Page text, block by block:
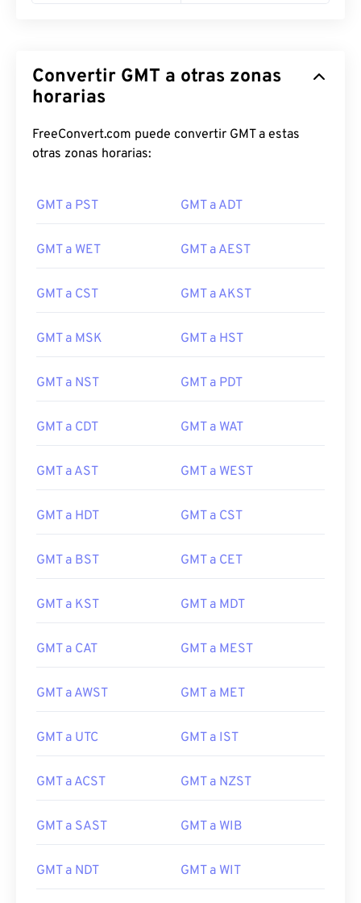
Convertir GMT a otras zonas
horarias
FreeConvert.com puede convertir GMT a estas
otras zonas horarias:
GMT a PST GMT a ADT
GMT a WET GMT a AEST
GMT a CST GMT a AKST
GMT a MSK GMT a HST
GMT a NST GMT a PDT
GMT a CDT GMT a WAT
GMT a AST GMT a WEST
GMT a HDT GMT a CST
GMT a BST GMT a CET
GMT a KST GMT a MDT
GMT a CAT GMT a MEST
GMT a AWST GMT a MET
GMT a UTC GMT a IST
GMT a ACST GMT a NZST
GMT a SAST GMT a WIB
GMT a NDT GMT a WIT